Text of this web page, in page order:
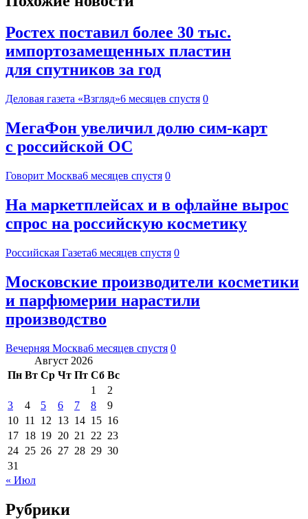
Ростех поставил более 30 тыс.
импортозамещенных пластин
для спутников за год
Деловая газета «Взгляд»6 месяцев спустя 0
МегаФон увеличил долю сим‑карт
с российской ОС
Говорит Москва6 месяцев спустя 0
На маркетплейсах и в офлайне вырос
спрос на российскую косметику
Российская Газета6 месяцев спустя 0
Московские производители косметики
и парфюмерии нарастили
производство
Вечерняя Москва6 месяцев спустя 0
Август 2026
Пн Вт Ср Чт Пт Сб Вс
1
2
3
4 5 6 7 8
9
10 11 12 13 14 15 16
17 18 19 20 21 22 23
24 25 26 27 28 29 30
31
« Июл
Рубрики